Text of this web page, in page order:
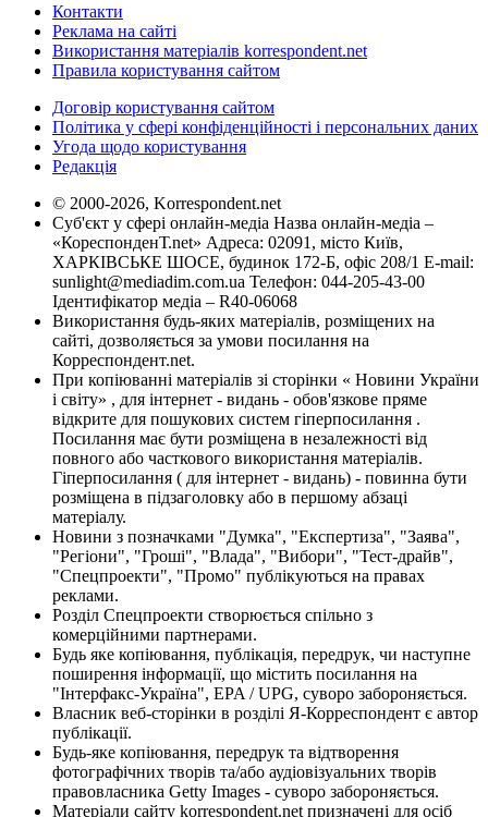
Контакти
Реклама на сайті
Використання матеріалів korrespondent.net
Правила користування сайтом
Договір користування сайтом
Політика у сфері конфіденційності і персональних даних
Угода щодо користування
Редакція
© 2000-2026, Korrespondent.net
Суб'єкт у сфері онлайн-медіа Назва онлайн-медіа –
«КореспонденТ.net» Адреса: 02091, місто Київ,
ХАРКІВСЬКЕ ШОСЕ, будинок 172-Б, офіс 208/1 E-mail:
sunlight@mediadim.com.ua Телефон: 044-205-43-00
Ідентифікатор медіа – R40-06068
Використання будь-яких матеріалів, розміщених на
сайті, дозволяється за умови посилання на
Корреспондент.net.
При копіюванні матеріалів зі сторінки « Новини України
і світу» , для інтернет - видань - обов'язкове пряме
відкрите для пошукових систем гіперпосилання .
Посилання має бути розміщена в незалежності від
повного або часткового використання матеріалів.
Гіперпосилання ( для інтернет - видань) - повинна бути
розміщена в підзаголовку або в першому абзаці
матеріалу.
Новини з позначками "Думка", "Експертиза", "Заява",
"Регіони", "Гроші", "Влада", "Вибори", "Тест-драйв",
"Спецпроекти", "Промо" публікуються на правах
реклами.
Розділ Спецпроекти створюється спільно з
комерційними партнерами.
Будь яке копіювання, публікація, передрук, чи наступне
поширення інформації, що містить посилання на
"Інтерфакс-Україна", EPA / UPG, суворо забороняється.
Власник веб-сторінки в розділі Я-Корреспондент є автор
публікації.
Будь-яке копіювання, передрук та відтворення
фотографічних творів та/або аудіовізуальних творів
правовласника Getty Images - суворо забороняється.
Матеріали сайту korrespondent.net призначені для осіб